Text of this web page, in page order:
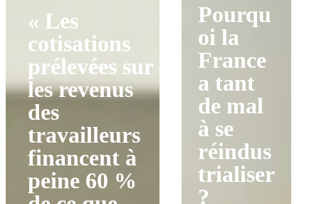
« Les
cotisations
prélevées sur
les revenus
des
travailleurs
financent à
peine 60 %
Pourqu
oi la
France
a tant
de mal
à se
réindus
trialiser
?